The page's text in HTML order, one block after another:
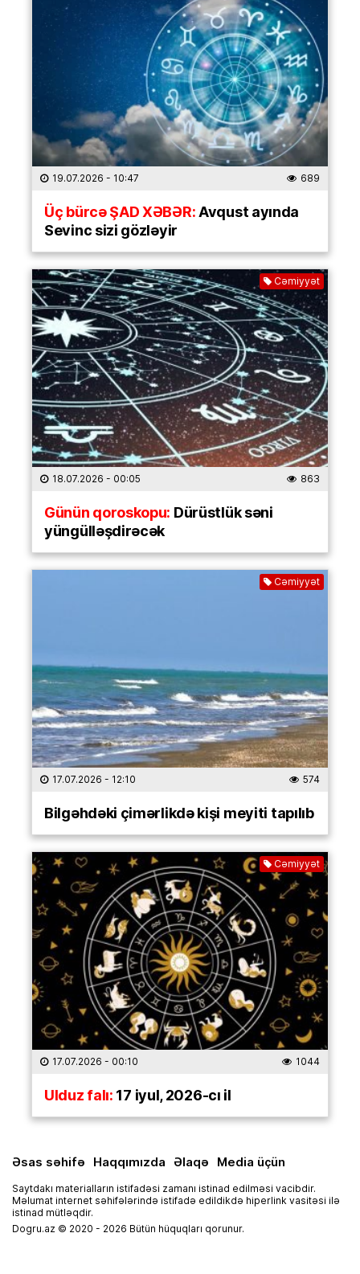
19.07.2026 - 10:47 689
Üç bürcə ŞAD XƏBƏR:Avqust ayında
Sevinc sizi gözləyir
Cəmiyyət
18.07.2026 - 00:05 863
Günün qoroskopu: Dürüstlük səni
yüngülləşdirəcək
Cəmiyyət
17.07.2026 - 12:10 574
Bilgəhdəki çimərlikdə kişi meyiti tapılıb
Cəmiyyət
17.07.2026 - 00:10 1044
Ulduz falı:17 iyul, 2026-cı il
Əsas səhifə Haqqımızda Əlaqə Media üçün
Saytdakı materialların istifadəsi zamanı istinad edilməsi vacibdir.
Məlumat internet səhifələrində istifadə edildikdə hiperlink vasitəsi ilə
istinad mütləqdir.
Dogru.az © 2020 - 2026 Bütün hüquqları qorunur.